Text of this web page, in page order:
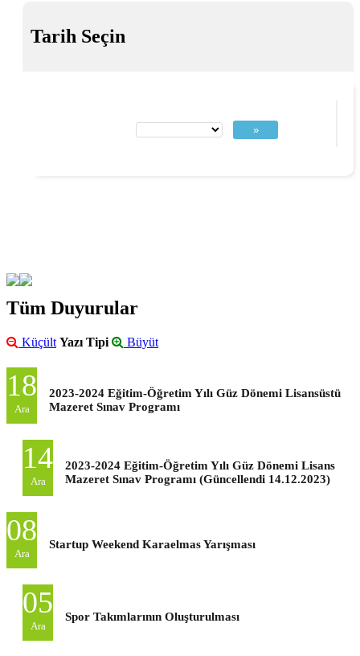
Tarih Seçin
»
Tüm Duyurular
Küçült Yazı Tipi Büyüt
18
Ara
2023-2024 Eğitim-Öğretim Yılı Güz Dönemi Lisansüstü
Mazeret Sınav Programı
14
Ara
2023-2024 Eğitim-Öğretim Yılı Güz Dönemi Lisans
Mazeret Sınav Programı (Güncellendi 14.12.2023)
08
Ara
Startup Weekend Karaelmas Yarışması
05
Ara
Spor Takımlarının Oluşturulması